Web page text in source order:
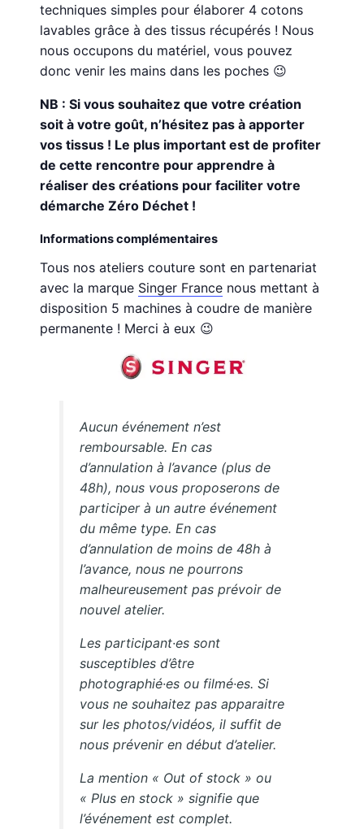
techniques simples pour élaborer 4 cotons
lavables grâce à des tissus récupérés ! Nous
nous occupons du matériel, vous pouvez
donc venir les mains dans les poches 😉
NB : Si vous souhaitez que votre création
soit à votre goût, n’hésitez pas à apporter
vos tissus ! Le plus important est de profiter
de cette rencontre pour apprendre à
réaliser des créations pour faciliter votre
démarche Zéro Déchet !
Informations complémentaires
Tous nos ateliers couture sont en partenariat
avec la marque Singer France nous mettant à
disposition 5 machines à coudre de manière
permanente ! Merci à eux 😉
Aucun événement n’est
remboursable. En cas
d’annulation à l’avance (plus de
48h), nous vous proposerons de
participer à un autre événement
du même type. En cas
d’annulation de moins de 48h à
l’avance, nous ne pourrons
malheureusement pas prévoir de
nouvel atelier.
Les participant·es sont
susceptibles d’être
photographié·es ou filmé·es. Si
vous ne souhaitez pas apparaitre
sur les photos/vidéos, il suffit de
nous prévenir en début d’atelier.
La mention « Out of stock » ou
« Plus en stock » signifie que
l’événement est complet.